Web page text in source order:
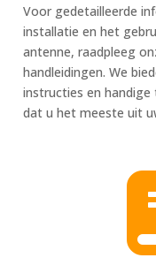
Voor gedetailleerde
installatie en het
antenne, raadpleeg
handleidingen. We
instructies en
dat u het meeste uit